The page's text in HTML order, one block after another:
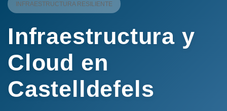
INFRAESTRUCTURA RESILIENTE
Infraestructura y
Cloud en
Castelldefels